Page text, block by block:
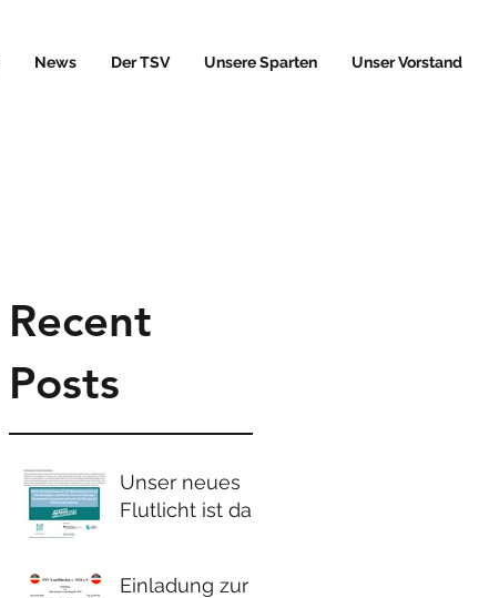
News Der TSV Unsere Sparten Unser Vorstand
Recent
Posts
Unser neues
Flutlicht ist da!
Einladung zur